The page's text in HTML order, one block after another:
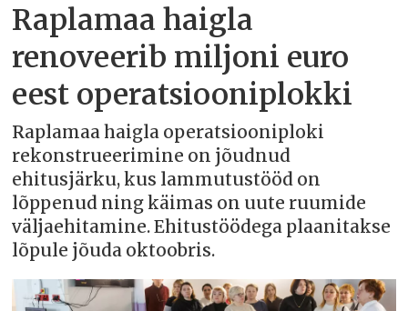
Raplamaa haigla
renoveerib miljoni euro
eest operatsiooniplokki
Raplamaa haigla operatsiooniploki
rekonstrueerimine on jõudnud
ehitusjärku, kus lammutustööd on
lõppenud ning käimas on uute ruumide
väljaehitamine. Ehitustöödega plaanitakse
lõpule jõuda oktoobris.